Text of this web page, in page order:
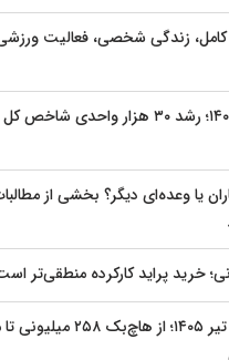
کامل، زندگی شخصی، فعالیت
بورس امروز ۳ مرداد ۱۴۰۵؛ رشد ۳۰ هزار واحدی
یا وعده‌ای دیگر؟ بخشی از مطالبات